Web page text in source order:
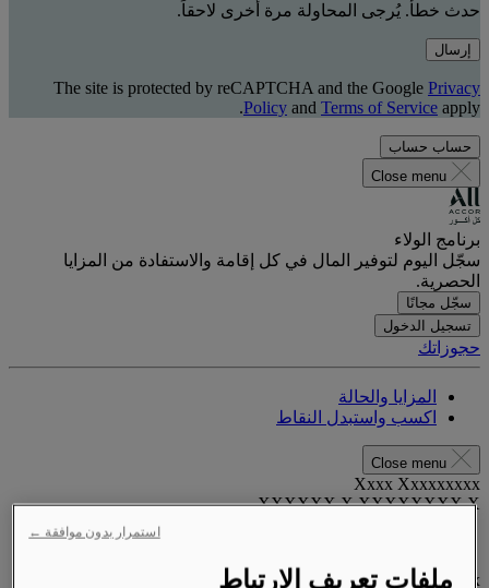
حدث خطأ. يُرجى المحاولة مرة أخرى لاحقاً.
إرسال
The site is protected by reCAPTCHA and the Google Privacy
Policy and Terms of Service apply.
حساب حساب
Close menu
برنامج الولاء
سجّل اليوم لتوفير المال في كل إقامة والاستفادة من المزايا
الحصرية.
سجّل مجانًا
تسجيل الدخول
حجوزاتك
المزايا والحالة
اكسب واستبدل النقاط
Close menu
Xxxx Xxxxxxxxx
XXXXXX X XXXXXXXX X
xxxxxxxx
ملفات تعريف الارتباط
استمرار بدون موافقة ←